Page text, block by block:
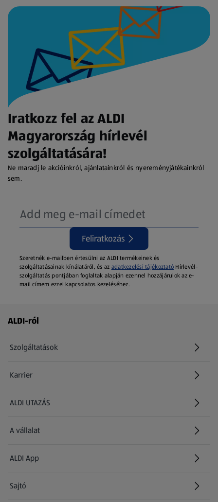
Iratkozz fel az ALDI
Magyarország hírlevél
szolgáltatására!
Ne maradj le akcióinkról, ajánlatainkról és nyereményjátékainkról
sem.
Feliratkozás
Szeretnék e-mailben értesülni az ALDI termékeinek és
szolgáltatásainak kínálatáról, és az adatkezelési tájékoztató Hírlevél-
szolgáltatás pontjában foglaltak alapján ezennel hozzájárulok az e-
mail címem ezzel kapcsolatos kezeléséhez.
Láblécmenü - további linkek
ALDI-ról
Szolgáltatások
Karrier
(új oldalon nyílik meg)
ALDI UTAZÁS
(új oldalon nyílik meg)
A vállalat
ALDI App
Sajtó